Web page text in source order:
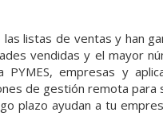
listas de ventas y han
vendidas y el mayor
empresas y
de gestión remota
plazo ayudan a tu